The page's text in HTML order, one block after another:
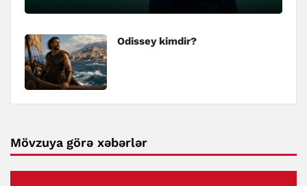
Odissey kimdir?
Mövzuya görə xəbərlər